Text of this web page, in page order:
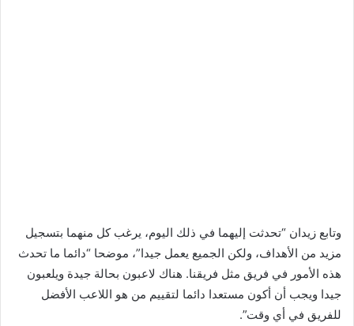
وتابع زيدان “تحدثت إليهما في ذلك اليوم، يرغب كل منهما بتسجيل
مزيد من الأهداف، ولكن الجميع يعمل جيدا”، موضحا “دائما ما تحدث
هذه الأمور في فريق مثل فريقنا. هناك لاعبون بحالة جيدة ويلعبون
جيدا ويجب أن أكون مستعدا دائما لتقييم من هو اللاعب الأفضل
للفريق في أي وقت”.